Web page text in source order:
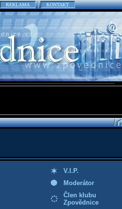
REKLAMA KONTAKT
V.I.P.
Moderátor
Člen klubu
Zpovědnice